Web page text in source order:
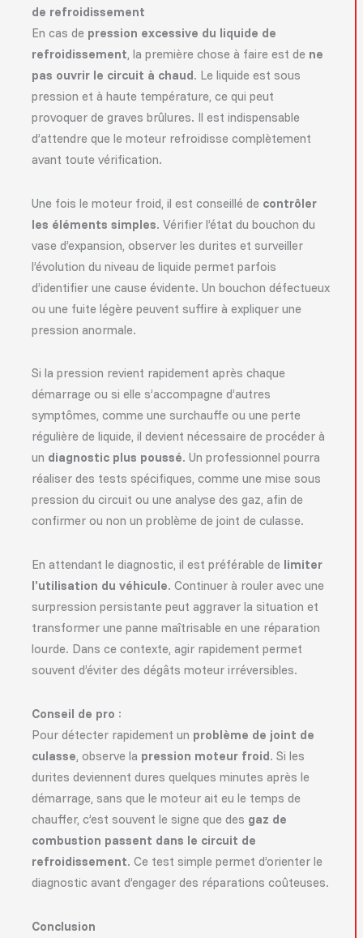
de refroidissement
En cas de pression excessive du liquide de
refroidissement, la première chose à faire est de ne
pas ouvrir le circuit à chaud. Le liquide est sous
pression et à haute température, ce qui peut
provoquer de graves brûlures. Il est indispensable
d’attendre que le moteur refroidisse complètement
avant toute vérification.
Une fois le moteur froid, il est conseillé de contrôler
les éléments simples. Vérifier l’état du bouchon du
vase d’expansion, observer les durites et surveiller
l’évolution du niveau de liquide permet parfois
d’identifier une cause évidente. Un bouchon défectueux
ou une fuite légère peuvent suffire à expliquer une
pression anormale.
Si la pression revient rapidement après chaque
démarrage ou si elle s’accompagne d’autres
symptômes, comme une surchauffe ou une perte
régulière de liquide, il devient nécessaire de procéder à
un diagnostic plus poussé. Un professionnel pourra
réaliser des tests spécifiques, comme une mise sous
pression du circuit ou une analyse des gaz, afin de
confirmer ou non un problème de joint de culasse.
En attendant le diagnostic, il est préférable de limiter
l’utilisation du véhicule. Continuer à rouler avec une
surpression persistante peut aggraver la situation et
transformer une panne maîtrisable en une réparation
lourde. Dans ce contexte, agir rapidement permet
souvent d’éviter des dégâts moteur irréversibles.
Conseil de pro :
Pour détecter rapidement un problème de joint de
culasse, observe la pression moteur froid. Si les
durites deviennent dures quelques minutes après le
démarrage, sans que le moteur ait eu le temps de
chauffer, c’est souvent le signe que des gaz de
combustion passent dans le circuit de
refroidissement. Ce test simple permet d’orienter le
diagnostic avant d’engager des réparations coûteuses.
Conclusion